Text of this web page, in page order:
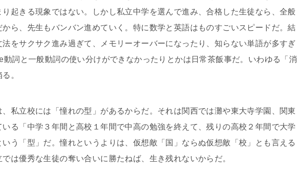
起きる現象ではない。しかし私立中学を選んで進み、合格した生徒なら、全般
ら、先生もバンバン進めていく。特に数学と英語はものすごいスピードだ。結
をサクサク進み過ぎて、メモリーオーバーになったり、知らない単語が多すぎ
動詞と一般動詞の使い分けができなかったりとかは日常茶飯事だ。いわゆる「消
。
私立校には「憧れの型」があるからだ。それは関西では灘や東大寺学園、関東
る「中学３年間と高校１年間で中高の勉強を終えて、残りの高校２年間で大学
う「型」だ。憧れというよりは、仮想敵「国」ならぬ仮想敵「校」とも言える
は優秀な生徒の奪い合いに勝たねば、生き残れないからだ。